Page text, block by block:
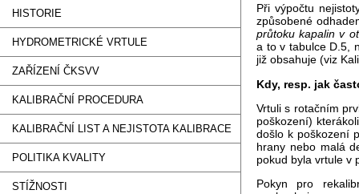
HISTORIE
HYDROMETRICKÉ VRTULE
ZAŘÍZENÍ ČKSVV
KALIBRAČNÍ PROCEDURA
KALIBRAČNÍ LIST A NEJISTOTA KALIBRACE
POLITIKA KVALITY
STÍŽNOSTI
Při výpočtu
způsobené
průtoku kapalin v
a to v tabulce D.5,
již obsahuje (viz
Kdy, resp. jak
Vrtuli s rotačním
poškození)
došlo k poškození
hrany nebo malá
pokud byla vrtule v
Pokyn pro